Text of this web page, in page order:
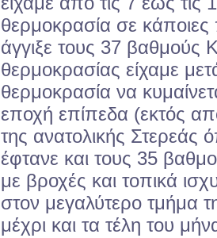
θερμοκρασία σε
άγγιξε τους 37 βαθμούς
θερμοκρασίας είχαμε
θερμοκρασία να
εποχή επίπεδα (εκτός
της ανατολικής Στερεάς
έφτανε και τους 35
με βροχές και τοπικά
στον μεγαλύτερο τμήμα
μέχρι και τα τέλη του